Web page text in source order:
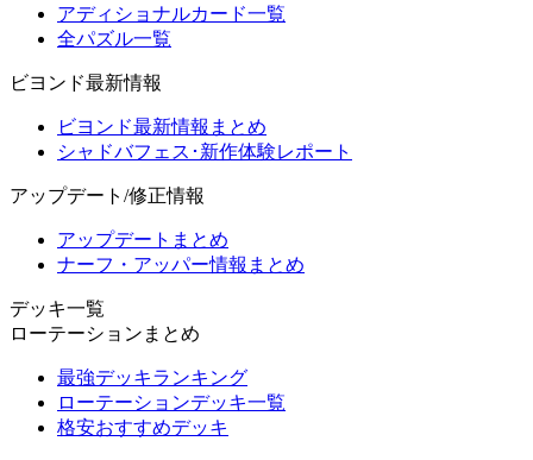
アディショナルカード一覧
全パズル一覧
ビヨンド最新情報
ビヨンド最新情報まとめ
シャドバフェス･新作体験レポート
アップデート/修正情報
アップデートまとめ
ナーフ・アッパー情報まとめ
デッキ一覧
ローテーションまとめ
最強デッキランキング
ローテーションデッキ一覧
格安おすすめデッキ